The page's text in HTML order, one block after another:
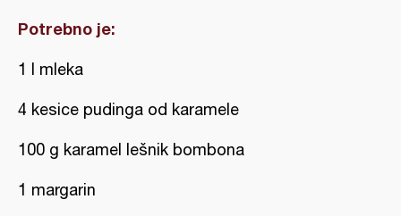
Potrebno je:
1 l mleka
4 kesice pudinga od karamele
100 g karamel lešnik bombona
1 margarin